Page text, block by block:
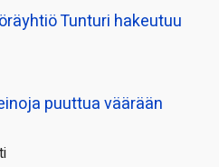
Tunturi hakeutuu
puuttua väärään